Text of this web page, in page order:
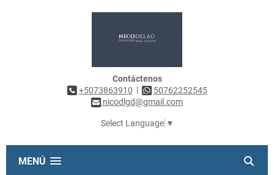
Contáctenos
+5073863910 |
50762252545
nicodlgd@gmail.com
Select Language ▼
MENÚ